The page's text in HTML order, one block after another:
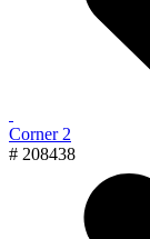
Corner 2
# 208438